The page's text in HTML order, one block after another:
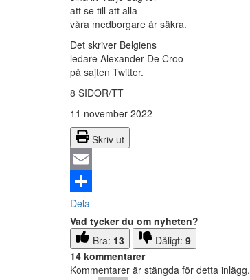
att se till att alla
våra medborgare är säkra.
Det skriver Belgiens
ledare Alexander De Croo
på sajten Twitter.
8 SIDOR/TT
11 november 2022
Skriv ut
Email
Dela
Vad tycker du om nyheten?
Bra: 13 Dåligt: 9
14 kommentarer
Kommentarer är stängda för detta inlägg.